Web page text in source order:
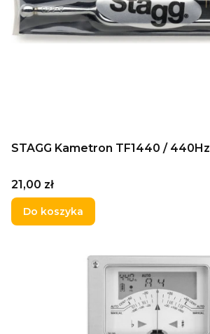
STAGG Kametron TF1440 / 440Hz
Cena
21,00 zł
Do koszyka